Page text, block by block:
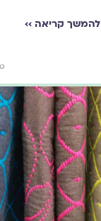
להמשך קריאה ››